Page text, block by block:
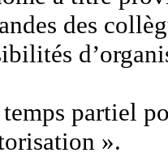
des
partiel
».